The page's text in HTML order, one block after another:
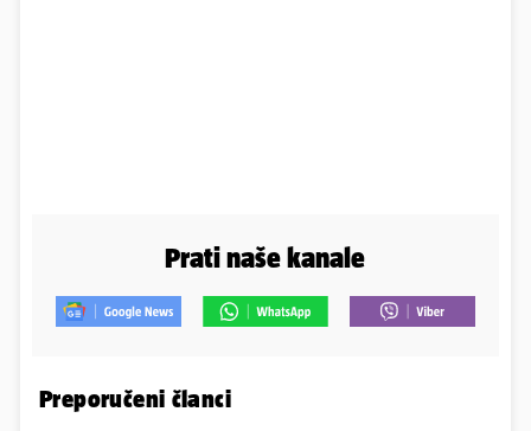
Prati naše kanale
Preporučeni članci